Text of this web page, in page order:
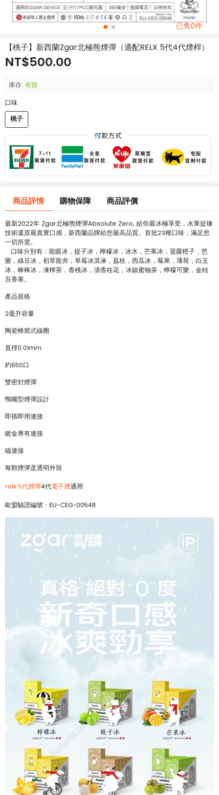
已售0件
【桃子】新西蘭Zgar北極熊煙彈（適配RELX 5代4代煙桿）
NT$500.00
庫存: 有貨
口味
桃子
商品詳情 購物保障 商品評價
最新2022年 Zgar北極熊煙彈Absolute Zero, 給你最冰極享受，水果提煉
技術還原最真實口感，新西蘭品牌給您最高品質。首批23種口味，滿足您
一切所需。
口味分別有：龍眼冰，提子冰，檸檬冰，冰水，芒果冰，菠蘿橙子，芭
樂，綠豆冰，初萃龍井，草莓冰淇淋，荔枝，西瓜冰，莓果，薄荷，白玉
冰，棒棒冰，凍檸茶，香桃冰，清香桂花，冰鎮蜜柚茶，檸檬可樂，金桔
百香果。
產品規格
2毫升容量
陶瓷蜂窩式線圈
直徑0.01mm
約650口
雙密封煙彈
鴨嘴型煙彈設計
即插即用連接
鍍金專有連接
磁連接
每顆煙彈是透明外殼
relx 5代煙彈4代電子煙通用
歐盟驗證編號：EU-CEG-00548